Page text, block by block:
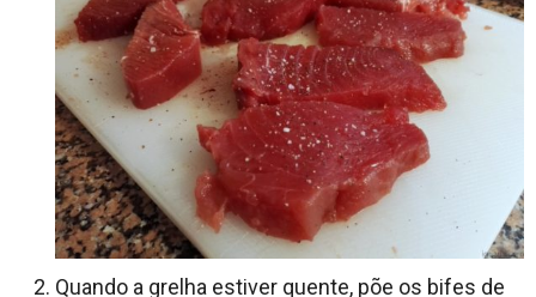
Quando a grelha estiver quente, põe os bifes de